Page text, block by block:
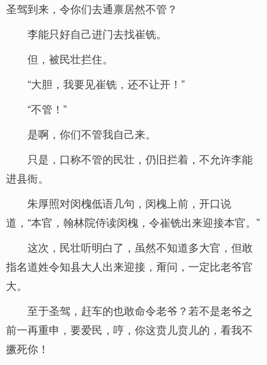
圣驾到来，令你们去通禀居然不管？
李能只好自己进门去找崔铣。
但，被民壮拦住。
“大胆，我要见崔铣，还不让开！”
“不管！”
是啊，你们不管我自己来。
只是，口称不管的民壮，仍旧拦着，不允许李能
进县衙。
朱厚照对闵槐低语几句，闵槐上前，开口说
道，“本官，翰林院侍读闵槐，令崔铣出来迎接本官。”
这次，民壮听明白了，虽然不知道多大官，但敢
指名道姓令知县大人出来迎接，甭问，一定比老爷官
大。
至于圣驾，赶车的也敢命令老爷？若不是老爷之
前一再重申，要爱民，哼，你这贲儿贲儿的，看我不
撅死你！